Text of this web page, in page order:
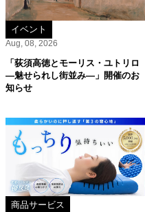
イベント
Aug, 08, 2026
「荻須高徳とモーリス・ユトリロ
―魅せられし街並み―」開催のお
知らせ
商品サービス